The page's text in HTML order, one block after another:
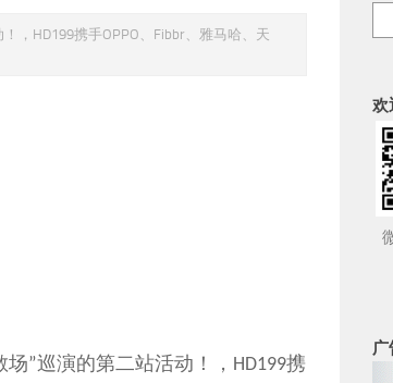
，HD199携手OPPO、Fibbr、雅马哈、天
场”巡演的第二站活动！， HD199携
欢
广